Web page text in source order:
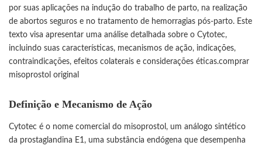
por suas aplicações na indução do trabalho de parto, na realização
de abortos seguros e no tratamento de hemorragias pós-parto. Este
texto visa apresentar uma análise detalhada sobre o Cytotec,
incluindo suas características, mecanismos de ação, indicações,
contraindicações, efeitos colaterais e considerações éticas.comprar
misoprostol original
Definição e Mecanismo de Ação
Cytotec é o nome comercial do misoprostol, um análogo sintético
da prostaglandina E1, uma substância endógena que desempenha